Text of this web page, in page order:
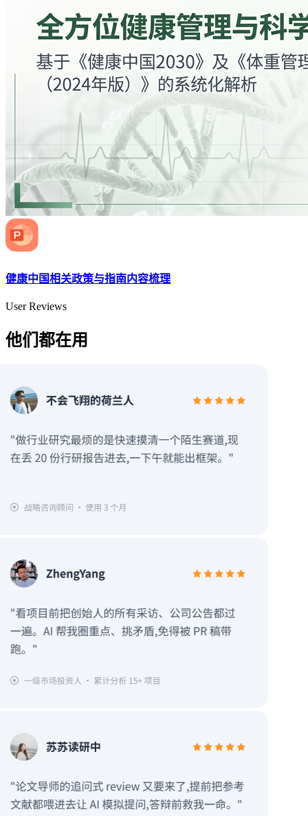
健康中国相关政策与指南内容梳理
User Reviews
他们都在用